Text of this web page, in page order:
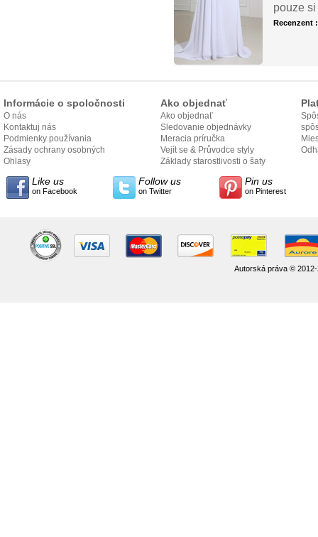
pouze
Recenzent
Informácie o spoločnosti
O nás
Kontaktuj nás
Podmienky používania
Zásady ochrany osobných
údajov
Ohlasy
Ako objednať
Ako objednať
Sledovanie objednávky
Meracia príručka
Vejít se & Průvodce styly
Základy starostlivosti o šaty
Like us
on Facebook
Follow us
on Twitter
Pin us
on Pinterest
Autorská práva ©